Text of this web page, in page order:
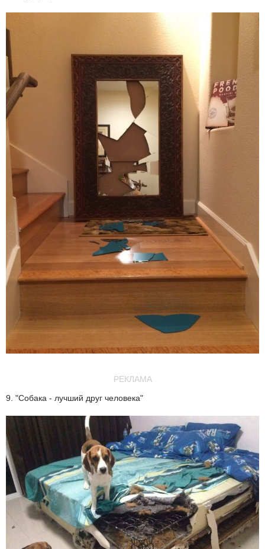
РЕКЛАМА
9. "Собака - лучший друг человека"